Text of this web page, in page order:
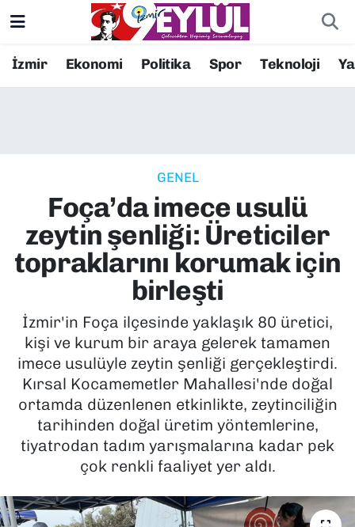
İzmir Ekonomi Politika Spor Teknoloji
GENEL
Foça’da imece usulü
zeytin şenliği: Üreticiler
topraklarını korumak için
birleşti
İzmir'in Foça ilçesinde yaklaşık 80 üretici,
kişi ve kurum bir araya gelerek tamamen
imece usulüyle zeytin şenliği gerçekleştirdi.
Kırsal Kocamemetler Mahallesi'nde doğal
ortamda düzenlenen etkinlikte, zeytinciliğin
tarihinden doğal üretim yöntemlerine,
tiyatrodan tadım yarışmalarına kadar pek
çok renkli faaliyet yer aldı.
Resmi İlanlar
EKONOMİ
KÜLTÜR SANAT
POLİTİKA
SAĞLIK
SPOR
TEKNOLOJİ
YAŞAM
Konak Nöbetçi Eczaneler
Süper Lig Puan Durumu ve Fikstür
Tüm Manşetler
Son Dakika Haberleri